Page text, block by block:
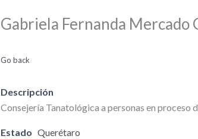
Gabriela Fernanda Mercado
Go back
Descripción
Consejería Tanatológica a personas en proceso
Estado Querétaro